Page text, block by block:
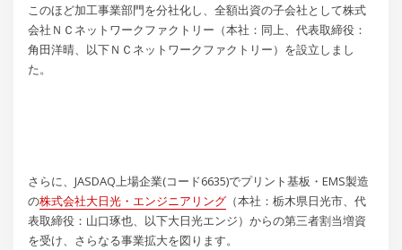
このほど加工事業部門を分社化し、全額出資の子会社として株式
会社ＮＣネットワークファクトリー（本社：同上、代表取締役：
角田洋晴、以下ＮＣネットワークファクトリー）を設立しまし
た。
さらに、JASDAQ上場企業(コード6635)でプリント基板・EMS製造
の株式会社大日光・エンジニアリング （本社：栃木県日光市、代
表取締役：山口琢也、以下大日光エンジ）からの第三者割当増資
を受け、さらなる事業拡大を図ります。